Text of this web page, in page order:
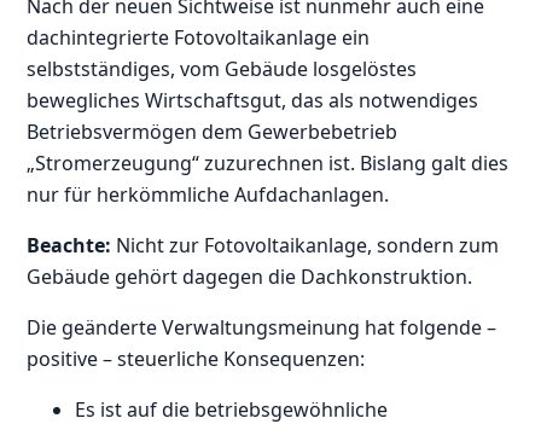
Nach der neuen Sichtweise ist nunmehr auch eine
dachintegrierte Fotovoltaikanlage ein
selbstständiges, vom Gebäude losgelöstes
bewegliches Wirtschaftsgut, das als notwendiges
Betriebsvermögen dem Gewerbebetrieb
„Stromerzeugung“ zuzurechnen ist. Bislang galt dies
nur für herkömmliche Aufdachanlagen.
Beachte: Nicht zur Fotovoltaikanlage, sondern zum
Gebäude gehört dagegen die Dachkonstruktion.
Die geänderte Verwaltungsmeinung hat folgende –
positive – steuerliche Konsequenzen:
Es ist auf die betriebsgewöhnliche